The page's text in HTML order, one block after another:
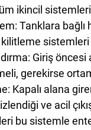
ikincil
Tanklara bağlı
Giriş öncesi
gerekirse
Kapalı alana
ve acil
bu sistemle